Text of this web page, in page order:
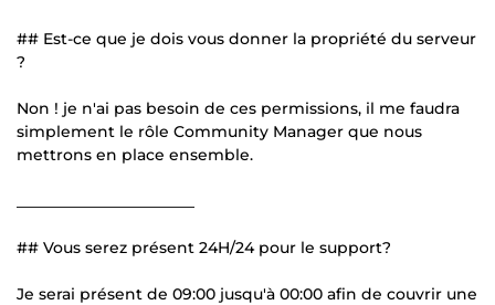
## Est-ce que je dois vous donner la propriété du serveur
?
Non ! je n'ai pas besoin de ces permissions, il me faudra
simplement le rôle Community Manager que nous
mettrons en place ensemble.
## Vous serez présent 24H/24 pour le support?
Je serai présent de 09:00 jusqu'à 00:00 afin de couvrir une